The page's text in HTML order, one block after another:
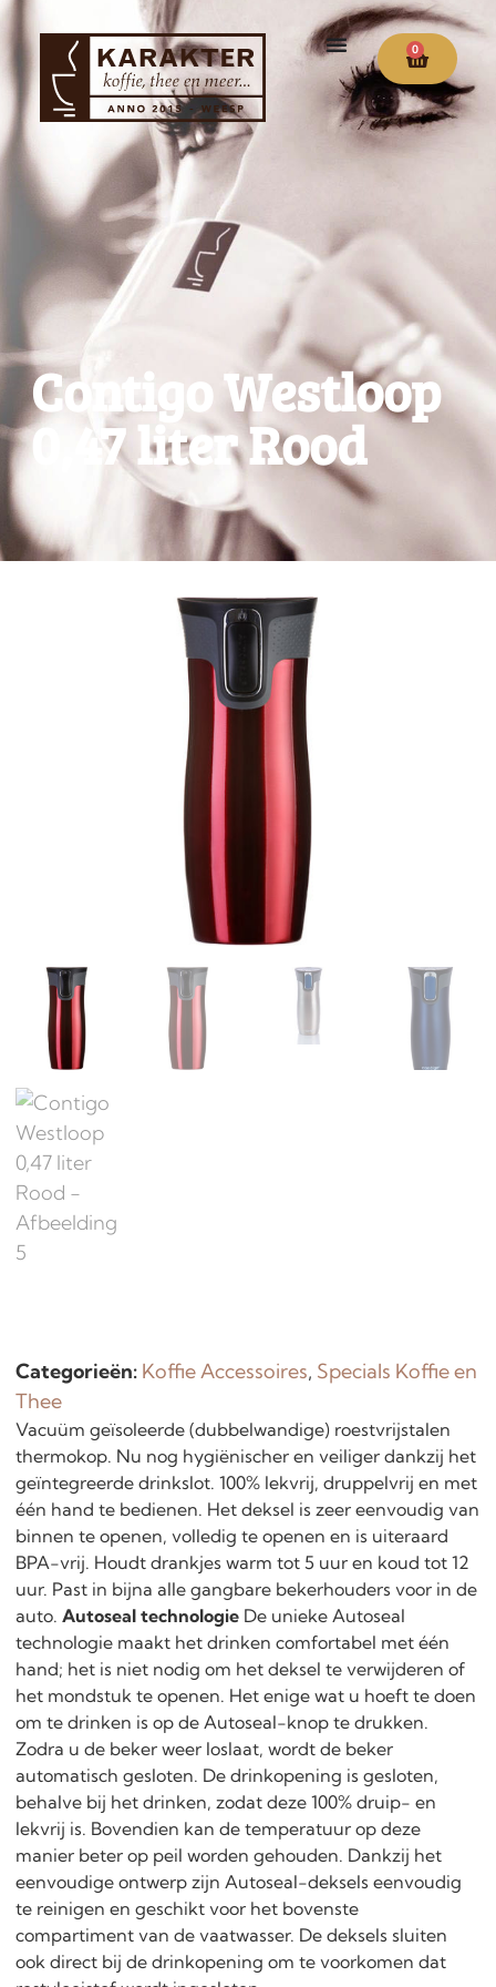
0
Contigo Westloop
0,47 liter Rood
Categorieën: Koffie Accessoires, Specials Koffie en
Thee
Vacuüm geïsoleerde (dubbelwandige) roestvrijstalen
thermokop. Nu nog hygiënischer en veiliger dankzij het
geïntegreerde drinkslot. 100% lekvrij, druppelvrij en met
één hand te bedienen. Het deksel is zeer eenvoudig van
binnen te openen, volledig te openen en is uiteraard
BPA-vrij. Houdt drankjes warm tot 5 uur en koud tot 12
uur. Past in bijna alle gangbare bekerhouders voor in de
auto. Autoseal technologie De unieke Autoseal
technologie maakt het drinken comfortabel met één
hand; het is niet nodig om het deksel te verwijderen of
het mondstuk te openen. Het enige wat u hoeft te doen
om te drinken is op de Autoseal-knop te drukken.
Zodra u de beker weer loslaat, wordt de beker
automatisch gesloten. De drinkopening is gesloten,
behalve bij het drinken, zodat deze 100% druip- en
lekvrij is. Bovendien kan de temperatuur op deze
manier beter op peil worden gehouden. Dankzij het
eenvoudige ontwerp zijn Autoseal-deksels eenvoudig
te reinigen en geschikt voor het bovenste
compartiment van de vaatwasser. De deksels sluiten
ook direct bij de drinkopening om te voorkomen dat